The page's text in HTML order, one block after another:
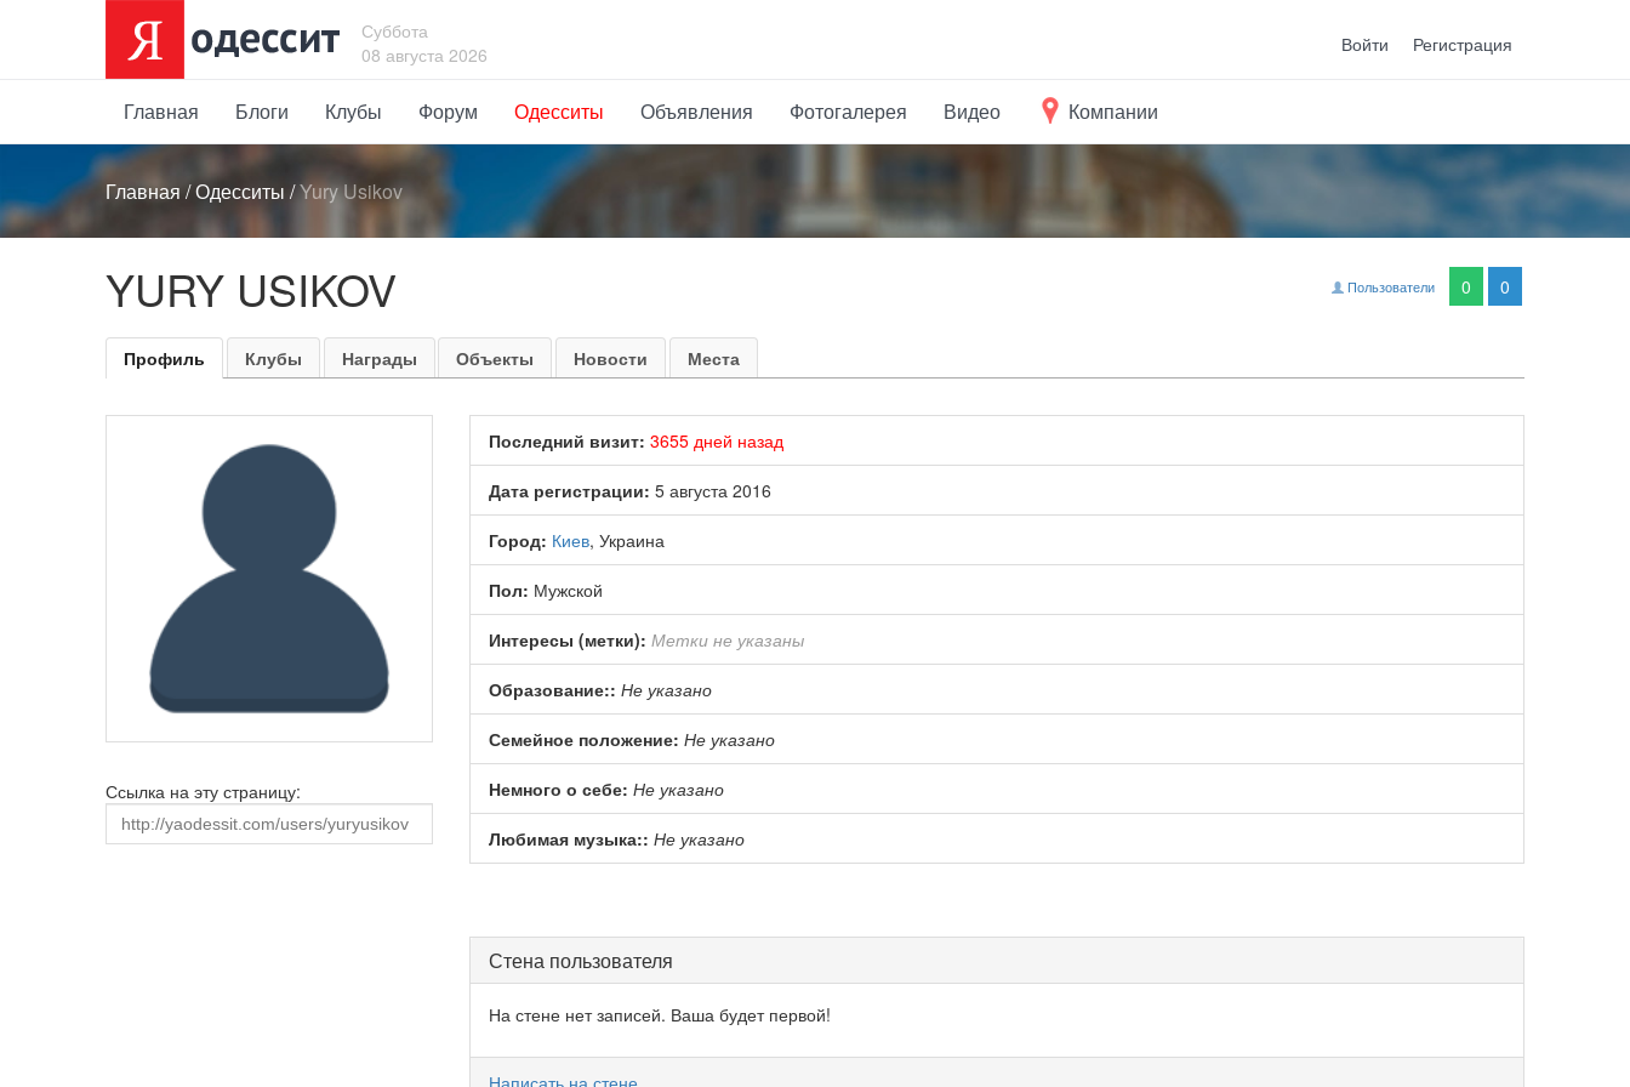
Суббота
08 августа 2026
Войти Регистрация
Главная Блоги Клубы Форум Одесситы Объявления Фотогалерея Видео Компании
Главная /Одесситы /Yury Usikov
Пользователи 0 0
YURY USIKOV
Профиль Клубы Награды Объекты Новости Места
Ссылка на эту страницу:
Последний визит: 3655 дней назад
Дата регистрации: 5 августа 2016
Город: Киев, Украина
Пол: Мужской
Интересы (метки): Метки не указаны
Образование:: Не указано
Семейное положение: Не указано
Немного о себе: Не указано
Любимая музыка:: Не указано
Стена пользователя
На стене нет записей. Ваша будет первой!
Написать на стене